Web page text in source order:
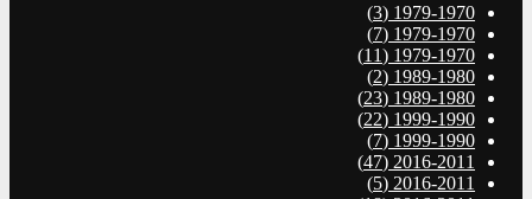
1979-1970
(3)
1979-1970
(7)
1979-1970
(11)
1989-1980
(2)
1989-1980
(23)
1999-1990
(22)
1999-1990
(7)
2016-2011
(47)
2016-2011
(5)